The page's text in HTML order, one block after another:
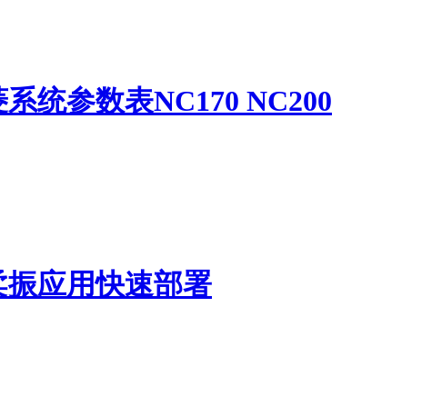
统参数表NC170 NC200
应用快速部署